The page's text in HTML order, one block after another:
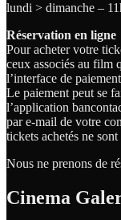
lundi > dimanche –
Réservation en ligne
Pour acheter votre
ceux associés au film
l’interface de
Le paiement peut se
l’application
par e-mail de votre
tickets achetés ne
Nous ne prenons de
Cinema